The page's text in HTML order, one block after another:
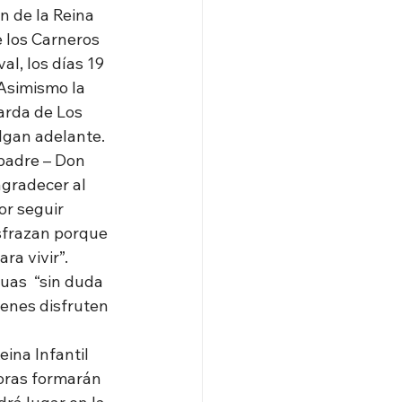
de la Reina
Carneros
los días 19
la
de Los
adelante.
– Don
al
seguir
porque
vivir”.
“sin duda
disfruten
Infantil
formarán